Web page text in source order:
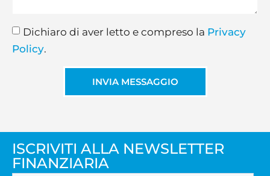
Dichiaro di aver letto e compreso la Privacy
Policy.
INVIA MESSAGGIO
ISCRIVITI ALLA NEWSLETTER
FINANZIARIA